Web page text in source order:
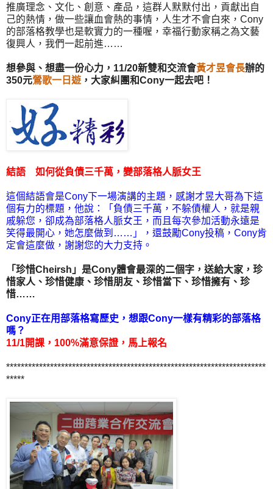
推廣理念、文化、創意、產品，這群人默默付出，貢獻出自
己的熱情，做一些讓血會熱的事情，人生才不會白來，Cony
的部落格教學也是軟實力的一種喔，幸福行動家稱之為文藝
復興人，我們一起前進……
想參與、想盡一份心力，11/20新雙和交流會黃才昱會長辦的
350元鶯歌一日遊 ，大家糾團和Cony一起去吧！
結語 如何從負債三千萬，變部落格人脈女王
這個結語會是Cony下一場演講的主題，感謝才昱大哥為下這
個有力的標題，他說：「負債三千萬，不躲債權人，就是親
戚躲您，卻成為部落格人脈女王，而且每次參加活動永遠是
笑得最開心，她怎麼做到……」，還鼓勵Cony投稿，Cony肯
定會這麼做，謝謝您的大力支持。
「珍惜Cheirsh」是Cony體會最深的二個字，送給大家，珍
惜家人、珍惜健康、珍惜朋友、珍惜當下、珍惜擁有、珍
惜……
Cony正在用部落格寫歷史，想跟Cony一樣有精彩的部落格
嗎？
11/1開課，100%滿意保證，馬上報名
***********************************************************************
*****